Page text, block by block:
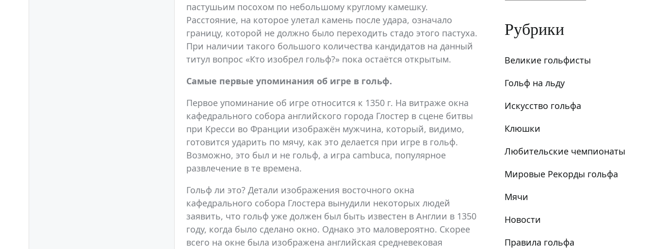
пастушьим посохом по небольшому круглому камешку.
Расстояние, на которое улетал камень после удара, означало
границу, которой не должно было переходить стадо этого пастуха.
При наличии такого большого количества кандидатов на данный
титул вопрос «Кто изобрел гольф?» пока остаётся открытым.
Самые первые упоминания об игре в гольф.
Первое упоминание об игре относится к 1350 г. На витраже окна
кафедрального собора английского города Глостер в сцене битвы
при Кресси во Франции изображён мужчина, который, видимо,
готовится ударить по мячу, как это делается при игре в гольф.
Возможно, это был и не гольф, а игра cambuca, популярное
развлечение в те времена.
Гольф ли это? Детали изображения восточного окна
кафедрального собора Глостера вынудили некоторых людей
заявить, что гольф уже должен был быть известен в Англии в 1350
году, когда было сделано окно. Однако это маловероятно. Скорее
всего на окне была изображена английская средневековая
Рубрики
Великие гольфисты
Гольф на льду
Искусство гольфа
Клюшки
Любительские чемпионаты
Мировые Рекорды гольфа
Мячи
Новости
Правила гольфа